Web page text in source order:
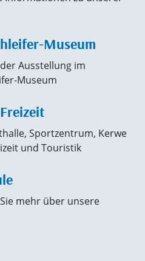
Museum
Ausstellung im
Museum
Sportzentrum, Kerwe
und Touristik
mehr über unsere